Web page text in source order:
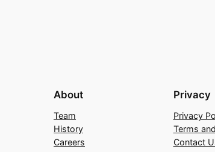
About
Team
History
Careers
Privacy
Privacy
Terms
Contact